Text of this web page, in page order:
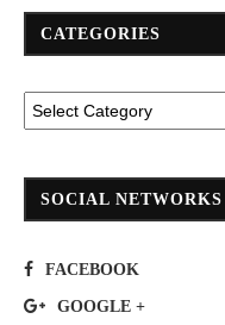
CATEGORIES
SOCIAL NETWORKS
FACEBOOK
GOOGLE +